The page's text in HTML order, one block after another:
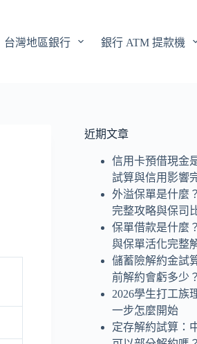
台灣地區銀行 銀行 ATM 提款機
近期文章
信用卡預借現金
試算與信用影響
外溢保單是什麼
完整攻略與保司
保單借款是什麼
與保單活化完整
儲蓄險解約金試
前解約會虧多少？
2026學生打工族
一步怎麼開始
定存解約試算：